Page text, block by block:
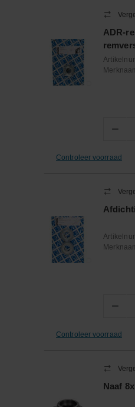
ADR-
−
Controleer voorraad
−
Controleer voorraad
Naaf